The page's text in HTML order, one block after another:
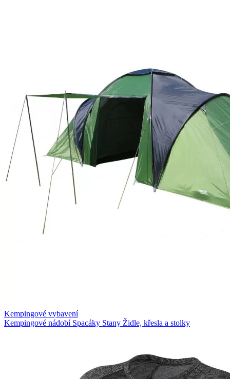
Kempingové vybavení
Kempingové nádobí Spacáky Stany Židle, křesla a stolky